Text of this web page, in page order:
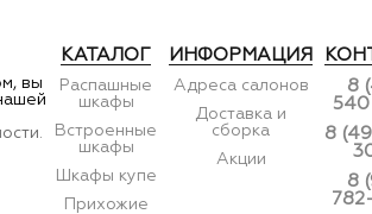
вы
КАТАЛОГ
Распашные
шкафы
Встроенные
шкафы
Шкафы купе
Прихожие
ИНФОРМАЦИЯ
Адреса салонов
Доставка и
сборка
Акции
8
8
8